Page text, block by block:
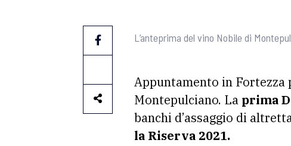
L’anteprima del vino Nobile di
Appuntamento in Fortezza
Montepulciano. La prima
banchi d’assaggio di
la Riserva 2021.